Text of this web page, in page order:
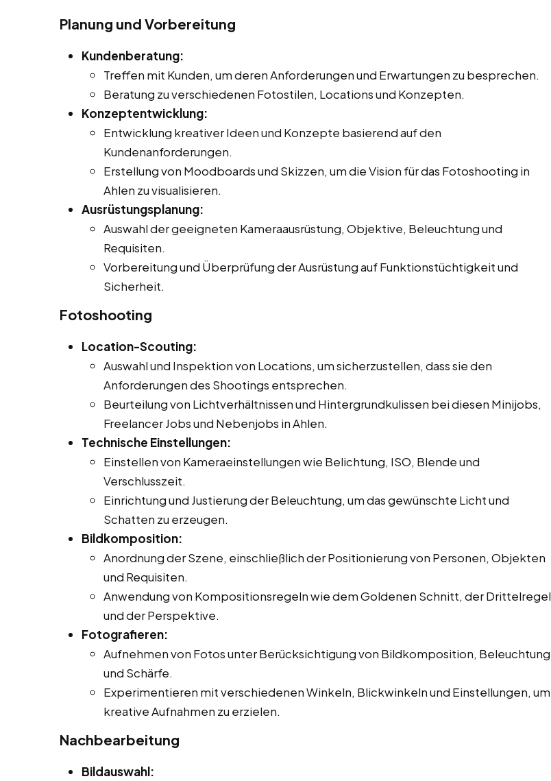
Planung und Vorbereitung
Kundenberatung:
Treffen mit Kunden, um deren Anforderungen und Erwartungen zu besprechen.
Beratung zu verschiedenen Fotostilen, Locations und Konzepten.
Konzeptentwicklung:
Entwicklung kreativer Ideen und Konzepte basierend auf den
Kundenanforderungen.
Erstellung von Moodboards und Skizzen, um die Vision für das Fotoshooting in
Ahlen zu visualisieren.
Ausrüstungsplanung:
Auswahl der geeigneten Kameraausrüstung, Objektive, Beleuchtung und
Requisiten.
Vorbereitung und Überprüfung der Ausrüstung auf Funktionstüchtigkeit und
Sicherheit.
Fotoshooting
Location-Scouting:
Auswahl und Inspektion von Locations, um sicherzustellen, dass sie den
Anforderungen des Shootings entsprechen.
Beurteilung von Lichtverhältnissen und Hintergrundkulissen bei diesen Minijobs,
Freelancer Jobs und Nebenjobs in Ahlen.
Technische Einstellungen:
Einstellen von Kameraeinstellungen wie Belichtung, ISO, Blende und
Verschlusszeit.
Einrichtung und Justierung der Beleuchtung, um das gewünschte Licht und
Schatten zu erzeugen.
Bildkomposition:
Anordnung der Szene, einschließlich der Positionierung von Personen, Objekten
und Requisiten.
Anwendung von Kompositionsregeln wie dem Goldenen Schnitt, der Drittelregel
und der Perspektive.
Fotografieren:
Aufnehmen von Fotos unter Berücksichtigung von Bildkomposition, Beleuchtung
und Schärfe.
Experimentieren mit verschiedenen Winkeln, Blickwinkeln und Einstellungen, um
kreative Aufnahmen zu erzielen.
Nachbearbeitung
Bildauswahl: